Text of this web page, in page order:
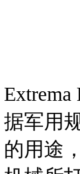
据军用
的用途